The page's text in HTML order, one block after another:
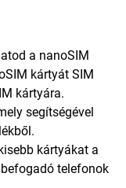
a nanoSIM
kártyát SIM
kártyára.
segítségével
kártyákat a
telefonok